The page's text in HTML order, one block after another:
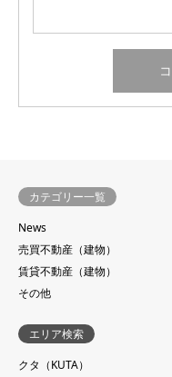
カテゴリー一覧
News
売買不動産（建物）
賃貸不動産（建物）
その他
エリア検索
クタ（KUTA）